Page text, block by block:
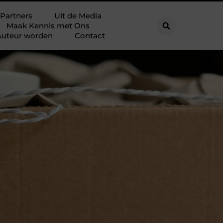
Partners
Uit de Media
Maak Kennis met Ons
worden
Contact